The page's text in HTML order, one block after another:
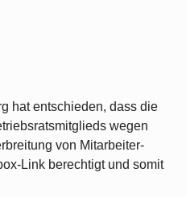
hat entschieden, dass die
wegen
von Mitarbeiter-
Link berechtigt und somit